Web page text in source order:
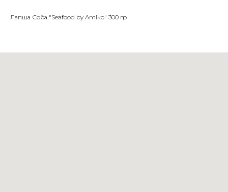
Лапша Соба "Seafood by Amiko" 300 гр